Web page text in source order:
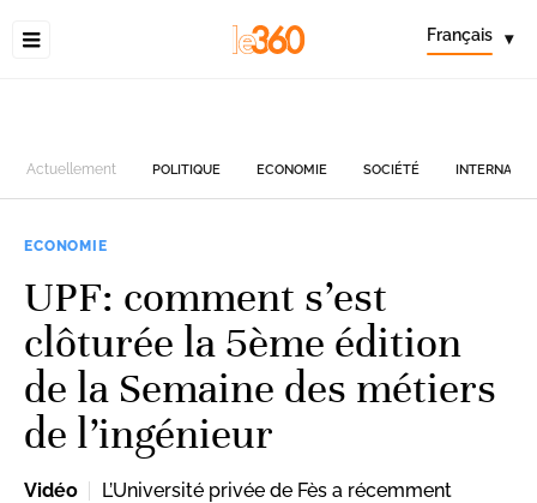
Français ▾
Actuellement POLITIQUE ECONOMIE SOCIÉTÉ
ECONOMIE
UPF: comment s’est
clôturée la 5ème édition
de la Semaine des métiers
de l’ingénieur
Vidéo
L’Université privée de Fès a récemment